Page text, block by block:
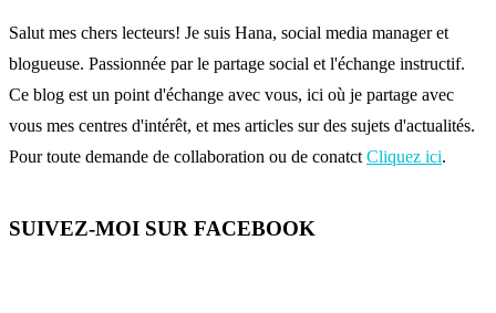
Salut mes chers lecteurs! Je suis Hana, social media manager et
blogueuse. Passionnée par le partage social et l'échange instructif.
Ce blog est un point d'échange avec vous, ici où je partage avec
vous mes centres d'intérêt, et mes articles sur des sujets d'actualités.
Pour toute demande de collaboration ou de conatct Cliquez ici.
SUIVEZ-MOI SUR FACEBOOK